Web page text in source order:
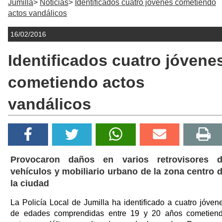
Jumilla Noticias
Identificados cuatro jóvenes cometiendo
actos vandálicos
16/02/2016
Identificados cuatro
cometiendo actos
vandálicos
Provocaron daños en varios retrovisores
vehículos y mobiliario urbano de la zona centro
la ciudad
La Policía Local de Jumilla ha identificado a cuatro
de edades comprendidas entre 19 y 20 años